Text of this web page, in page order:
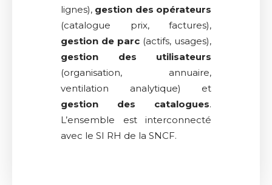
lignes), gestion des opérateurs
(catalogue prix, factures),
gestion de parc (actifs, usages),
gestion des utilisateurs
(organisation, annuaire,
ventilation analytique) et
gestion des catalogues.
L’ensemble est interconnecté
avec le SI RH de la SNCF.